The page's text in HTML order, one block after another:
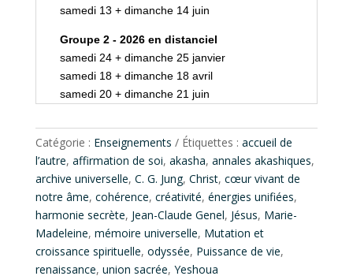
samedi 13 + dimanche 14 juin
Groupe 2 - 2026 en distanciel
samedi 24 + dimanche 25 janvier
samedi 18 + dimanche 18 avril
samedi 20 + dimanche 21 juin
Catégorie : Enseignements Étiquettes : accueil de
l’autre, affirmation de soi, akasha, annales akashiques,
archive universelle, C. G. Jung, Christ, cœur vivant de
notre âme, cohérence, créativité, énergies unifiées,
harmonie secrète, Jean-Claude Genel, Jésus, Marie-
Madeleine, mémoire universelle, Mutation et
croissance spirituelle, odyssée, Puissance de vie,
renaissance, union sacrée, Yeshoua